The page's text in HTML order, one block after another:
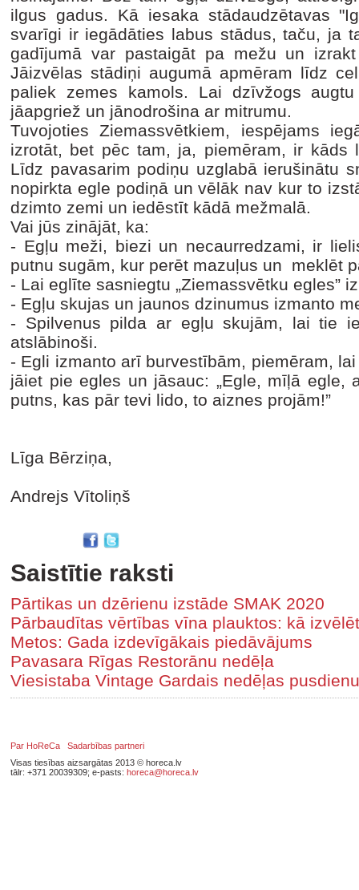
ilgus gadus. Kā iesaka stādaudzētavas
svarīgi ir iegādāties labus stādus, taču, ja
gadījumā var pastaigāt pa mežu un
Jāizvēlas stādiņi augumā apmēram līdz
paliek zemes kamols. Lai dzīvžogs
jāapgriež un jānodrošina ar mitrumu.
Tuvojoties Ziemassvētkiem, iespējams
izrotāt, bet pēc tam, ja, piemēram, ir kāds
Līdz pavasarim podiņu uzglabā ierušinātu
nopirkta egle podiņā un vēlāk nav kur to
dzimto zemi un iedēstīt kādā mežmalā.
Vai jūs zinājāt, ka:
- Egļu meži, biezi un necaurredzami, ir
putnu sugām, kur perēt mazuļus un meklēt
- Lai eglīte sasniegtu „Ziemassvētku egles”
- Egļu skujas un jaunos dzinumus izmanto
-
Spilvenus pilda ar egļu skujām, lai tie
atslābinoši.
- Egli izmanto arī burvestībām, piemēram,
jāiet pie egles un jāsauc: „Egle, mīļā egle,
putns, kas pār tevi lido, to aiznes projām!”
Līga Bērziņa,
Andrejs Vītoliņš
Saistītie raksti
Pārtikas un dzērienu izstāde SMAK 2020
Pārbaudītas vērtības vīna plauktos: kā
Metos: Gada izdevīgākais piedāvājums
Pavasara Rīgas Restorānu nedēļa
Viesistaba Vintage Gardais nedēļas
Par HoReCa
Sadarbības partneri
Visas tiesības aizsargātas 2013 © horeca.lv
tālr: +371 20039309; e-pasts: horeca@horeca.lv